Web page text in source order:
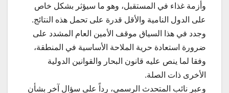
وأزمة غذاء في المستقبل، وهو ما سيؤثر بشكل خاص
على الدول النامية والأقل قدرة على تحمل هذه النتائج.
وجدد في هذا السياق موقف الأمين العام المشدد على
ضرورة استعادة حرية الملاحة الأساسية في المنطقة،
وفقا لما ينص عليه قانون البحار والقوانين الدولية
الأخرى ذات الصلة.
وعبر نائب المتحدث الرسمي، رداً على سؤال آخر بشأن